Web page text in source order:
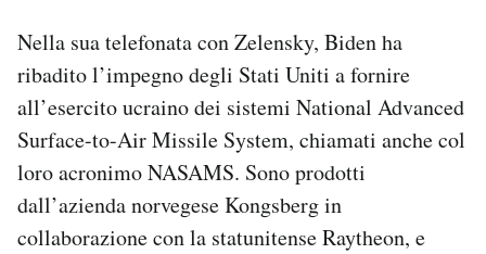
Nella sua telefonata con Zelensky, Biden ha
ribadito l’impegno degli Stati Uniti a fornire
all’esercito ucraino dei sistemi National Advanced
Surface-to-Air Missile System, chiamati anche col
loro acronimo NASAMS. Sono prodotti
dall’azienda norvegese Kongsberg in
collaborazione con la statunitense Raytheon, e